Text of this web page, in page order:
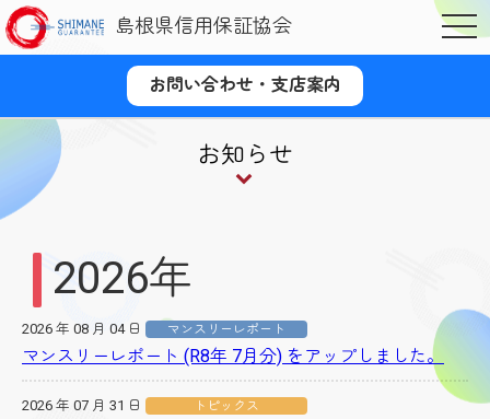
島根県信用保証協会
お問い合わせ・支店案内
お知らせ
2026年
2026 年 08 月 04 日 マンスリーレポート
マンスリーレポート (R8年 7月分) をアップしました。
2026 年 07 月 31 日 トピックス